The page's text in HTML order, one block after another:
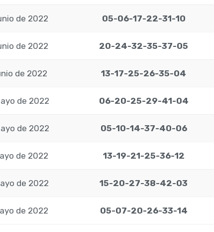
de 2022 05-06-17-22-31-10
de 2022 20-24-32-35-37-05
de 2022 13-17-25-26-35-04
de 2022 06-20-25-29-41-04
de 2022 05-10-14-37-40-06
de 2022 13-19-21-25-36-12
de 2022 15-20-27-38-42-03
de 2022 05-07-20-26-33-14